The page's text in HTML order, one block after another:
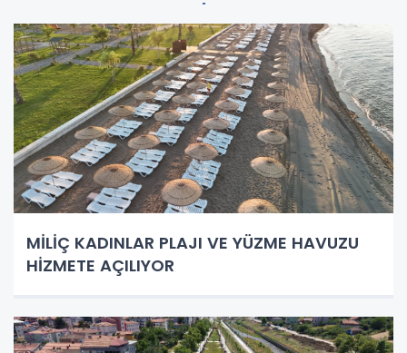
MİLİÇ KADINLAR PLAJI VE YÜZME HAVUZU
HİZMETE AÇILIYOR